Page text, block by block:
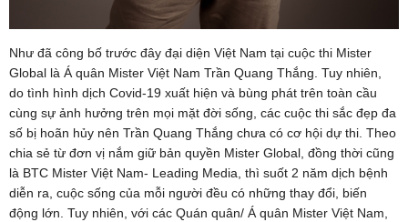
Như đã công bố trước đây đại diện Việt Nam tại cuộc thi Mister
Global là Á quân Mister Việt Nam Trần Quang Thắng. Tuy nhiên,
do tình hình dịch Covid-19 xuất hiện và bùng phát trên toàn cầu
cùng sự ảnh hưởng trên mọi mặt đời sống, các cuộc thi sắc đẹp đa
số bị hoãn hủy nên Trần Quang Thắng chưa có cơ hội dự thi. Theo
chia sẻ từ đơn vị nắm giữ bản quyền Mister Global, đồng thời cũng
là BTC Mister Việt Nam- Leading Media, thì suốt 2 năm dịch bệnh
diễn ra, cuộc sống của mỗi người đều có những thay đổi, biến
động lớn. Tuy nhiên, với các Quán quân/ Á quân Mister Việt Nam,